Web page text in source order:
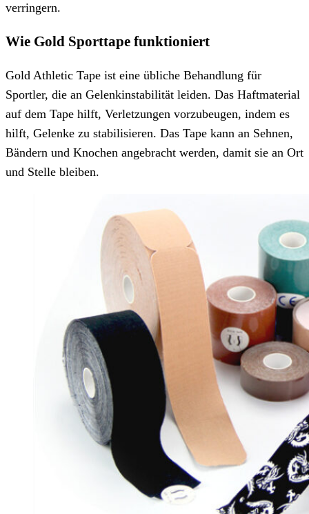
verringern.
Wie Gold Sporttape funktioniert
Gold Athletic Tape ist eine übliche Behandlung für
Sportler, die an Gelenkinstabilität leiden. Das Haftmaterial
auf dem Tape hilft, Verletzungen vorzubeugen, indem es
hilft, Gelenke zu stabilisieren. Das Tape kann an Sehnen,
Bändern und Knochen angebracht werden, damit sie an Ort
und Stelle bleiben.